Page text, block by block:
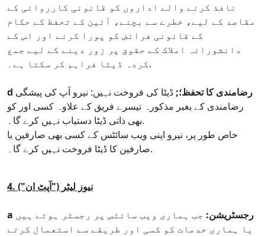
نافذ کرنے والے اداروں کو قانونی کارروائی کے
مقاصد کے لیے، خطرے سے بچنے، آئین کے تحفظ کے حکام
کے قانونی فرائض کو پورا کرنے اور اس کے
دانشورانہ املاک کے حقوق پر زور دینے کے لیے جمع
کردہ ڈیٹا فراہم کر سکتا ہے۔.
d رضامندی کا تحفظ؛; ڈیٹا کی فروخت نہیں: نیرو آپ کی پیشگی
رضامندی کے بغیر مذکورہ تیسرے فریق کے علاوہ کسی اور کو
بھی ذاتی ڈیٹا دستیاب نہیں کرے گا۔.
خاص طور پر، نیرو اپنی ویب سائٹس کے کسی بھی صارفین یا
صارفین کا ڈیٹا فروخت نہیں کرے گا۔.
4. نیوز لیٹر ("آپٹ ان")
a رجسٹریشن: جب ہماری ویب سائٹس پر رجسٹر ہوتے ہیں
یا ہماری خدمات کو کسی اور طریقے سے استعمال کرتے